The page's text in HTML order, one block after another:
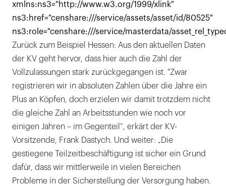
xmlns:ns3="http://www.w3.org/1999/xlink"
ns3:href="censhare:///service/assets/asset/id/80525"
ns3:role="censhare:///service/masterdata/
Zurück zum Beispiel Hessen: Aus den aktuellen Daten
der KV geht hervor, dass hier auch die Zahl der
Vollzulassungen stark zurückgegangen ist. "Zwar
registrieren wir in absoluten Zahlen über die Jahre ein
Plus an Köpfen, doch erzielen wir damit trotzdem nicht
die gleiche Zahl an Arbeitsstunden wie noch vor
einigen Jahren – im Gegenteil“, erkärt der KV-
Vorsitzende, Frank Dastych. Und weiter: „Die
gestiegene Teilzeitbeschäftigung ist sicher ein Grund
dafür, dass wir mittlerweile in vielen Bereichen
Probleme in der Sicherstellung der Versorgung haben.